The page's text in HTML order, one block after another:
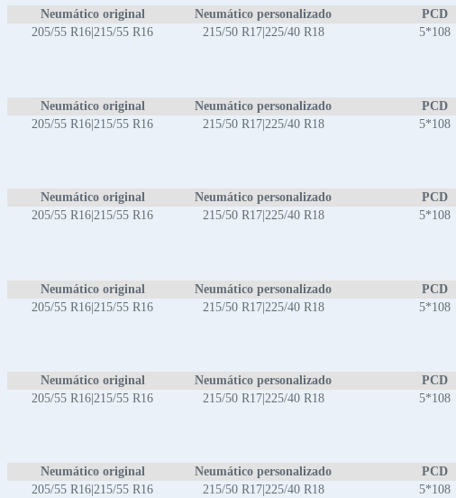
Neumático original Neumático personalizado PCD
205/55 R16|215/55 R16
215/50 R17|225/40 R18 5*108
Neumático original Neumático personalizado PCD
205/55 R16|215/55 R16
215/50 R17|225/40 R18 5*108
Neumático original Neumático personalizado PCD
205/55 R16|215/55 R16
215/50 R17|225/40 R18 5*108
Neumático original Neumático personalizado PCD
205/55 R16|215/55 R16
215/50 R17|225/40 R18 5*108
Neumático original Neumático personalizado PCD
205/55 R16|215/55 R16
215/50 R17|225/40 R18 5*108
Neumático original Neumático personalizado PCD
205/55 R16|215/55 R16
215/50 R17|225/40 R18 5*108